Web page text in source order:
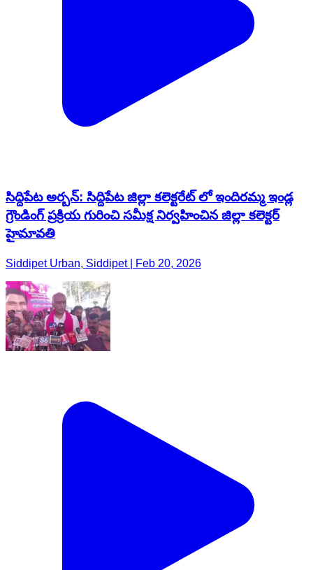
సిద్దిపేట అర్బన్: సిద్దిపేట జిల్లా కలెక్టరేట్ లో ఇందిరమ్మ ఇండ్ల
గ్రౌండింగ్ ప్రక్రియ గురించి సమీక్ష నిర్వహించిన జిల్లా కలెక్టర్
హైమావతి
Siddipet Urban, Siddipet | Feb 20, 2026